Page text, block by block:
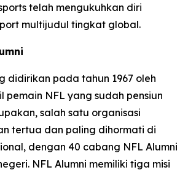
telah mengukuhkan diri
multijudul tingkat global.
didirikan pada tahun 1967 oleh
pemain NFL yang sudah pensiun
salah satu organisasi
tertua dan paling dihormati di
dengan 40 cabang NFL Alumni
NFL Alumni memiliki tiga misi